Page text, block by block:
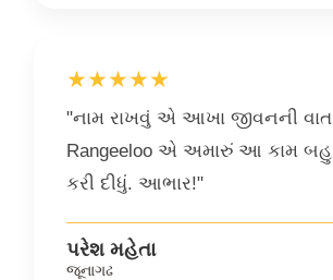
★★★★★
"નામ રાખવું એ આખા જીવનની
Rangeeloo એ અમારું આ કામ
કરી દીધું. આભાર!"
પરેશ મહેતા
જૂનાગઢ